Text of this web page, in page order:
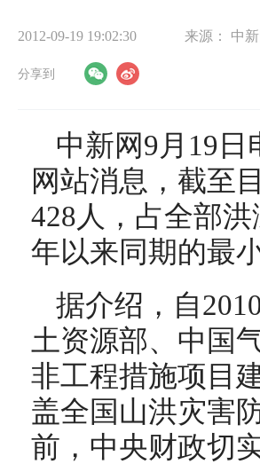
2012-09-19 19:02:30 来源： 中
分享到
中新网9月19
网站消息，截至
428人，占全部
年以来同期的最小
据介绍，自
土资源部、中国
非工程措施项目
盖全国山洪灾害
前，中央财政切